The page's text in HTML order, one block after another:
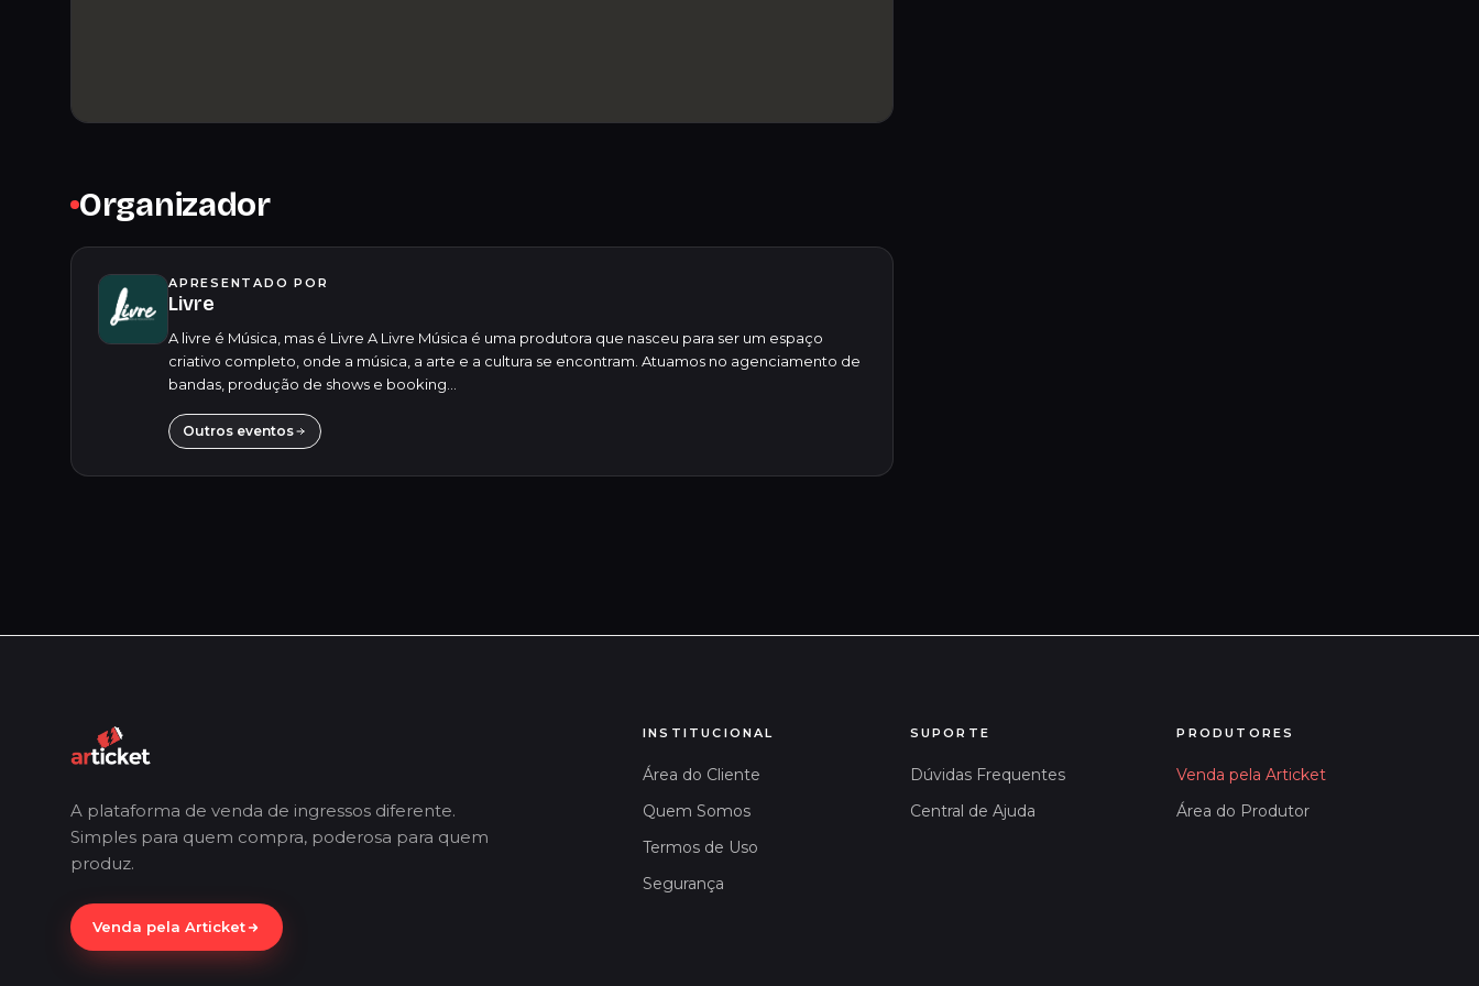
Organizador
APRESENTADO POR
Livre
A livre é Música, mas é Livre A Livre Música é uma produtora que nasceu para ser um espaço
criativo completo, onde a música, a arte e a cultura se encontram. Atuamos no agenciamento de
bandas, produção de shows e booking...
Outros eventos
A plataforma de venda de ingressos diferente.
Simples para quem compra, poderosa para quem
produz.
Venda pela Articket
INSTITUCIONAL
Área do Cliente
Quem Somos
Termos de Uso
Segurança
SUPORTE
Dúvidas Frequentes
Central de Ajuda
PRODUTORES
Venda pela Articket
Área do Produtor